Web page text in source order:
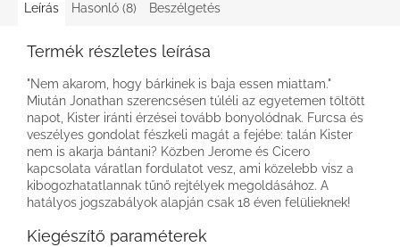
Leírás Hasonló (8) Beszélgetés
Termék részletes leírása
"Nem akarom, hogy bárkinek is baja essen miattam."
Miután Jonathan szerencsésen túléli az egyetemen töltött
napot, Kister iránti érzései tovább bonyolódnak. Furcsa és
veszélyes gondolat fészkeli magát a fejébe: talán Kister
nem is akarja bántani? Közben Jerome és Cicero
kapcsolata váratlan fordulatot vesz, ami közelebb visz a
kibogozhatatlannak tűnő rejtélyek megoldásához. A
hatályos jogszabályok alapján csak 18 éven felülieknek!
Kiegészítő paraméterek